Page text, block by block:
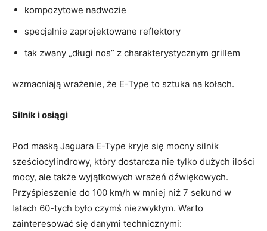
kompozytowe nadwozie
specjalnie zaprojektowane reflektory
tak zwany‌ „długi nos”‍ z charakterystycznym grillem
wzmacniają wrażenie, że E-Type to‌ sztuka na kołach.
Silnik​ i osiągi
Pod⁣ maską ⁣Jaguara ​E-Type ⁢kryje się mocny silnik
sześciocylindrowy, który dostarcza nie tylko‍ dużych ilości
mocy, ale także wyjątkowych wrażeń dźwiękowych.
Przyśpieszenie do 100 km/h‍ w mniej niż 7 sekund w
latach 60-tych⁤ było czymś ⁤niezwykłym. Warto
zainteresować się ​danymi​ technicznymi: